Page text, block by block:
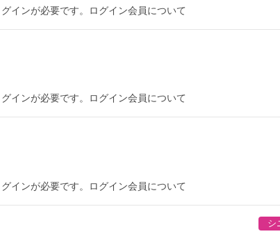
インが必要です。ログイン会員について
インが必要です。ログイン会員について
インが必要です。ログイン会員について
シ